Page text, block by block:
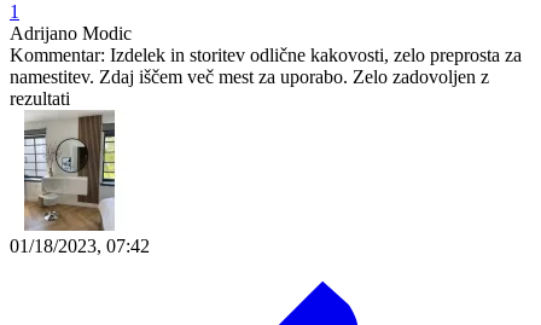
1
Adrijano Modic
Kommentar: Izdelek in storitev odlične kakovosti, zelo preprosta za
namestitev. Zdaj iščem več mest za uporabo. Zelo zadovoljen z
rezultati
01/18/2023, 07:42